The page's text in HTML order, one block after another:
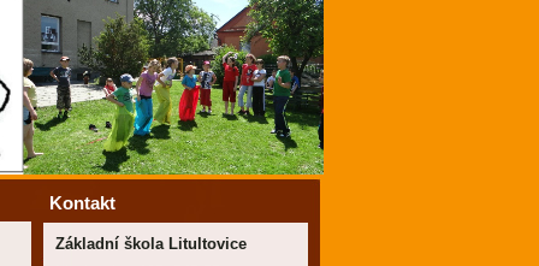
Kontakt
Základní škola Litultovice